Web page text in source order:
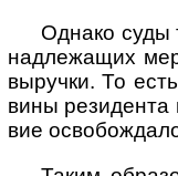
Однако суды
над­ле­жа­щих
выру­чки. То
вины рези­дента
вие